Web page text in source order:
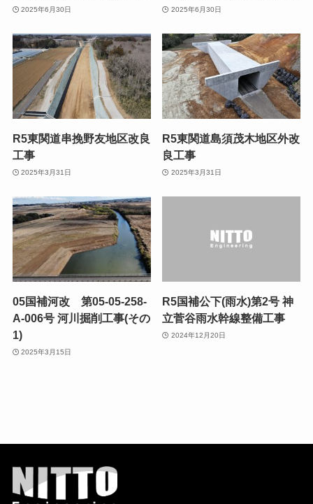
2025年6月30日 2025年6月30日
R5東関道串挽野友地区改良
工事
2025年3月31日
R5東関道島須茂木地区外改
良工事
2025年3月31日
05国補河改 第05-05-258-
A-006号 河川掘削工事(その
1)
2025年3月15日
R5国補公下(雨水)第2号 神
立菅谷雨水幹線整備工事
2024年12月20日